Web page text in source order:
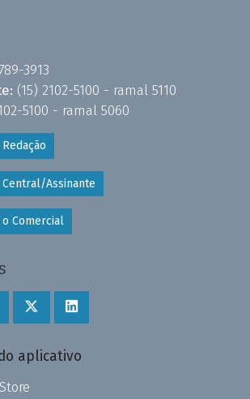
3913
(15) 2102-5100 - ramal 5110
5100 - ramal 5060
Assinante
Comercial
aplicativo